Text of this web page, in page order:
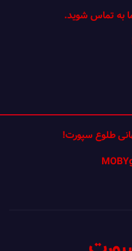
به تماس شوید.
طلوع سپورت!